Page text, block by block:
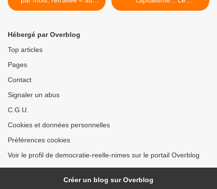
bout du rouleau »
changement, c'est pour
Hébergé par Overblog
Top articles
Pages
Contact
Signaler un abus
C.G.U.
Cookies et données personnelles
Préférences cookies
Voir le profil de democratie-reelle-nimes sur le portail Overblog
Créer un blog sur Overblog